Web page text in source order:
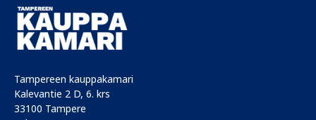
Tampereen kauppakamari
Kalevantie 2 D, 6. krs
33100 Tampere